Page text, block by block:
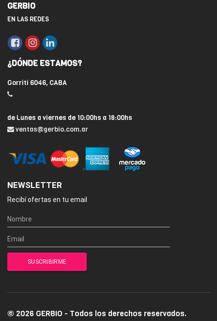
GERBIO
EN LAS REDES
¿DÓNDE ESTAMOS?
Gorriti 6046, CABA
de Lunes a viernes de 10:00hs a 18:00hs
ventas@gerbio.com.ar
NEWSLETTER
Recibí ofertas en tu email
© 2026 GERBIO - Todos los derechos reservados.